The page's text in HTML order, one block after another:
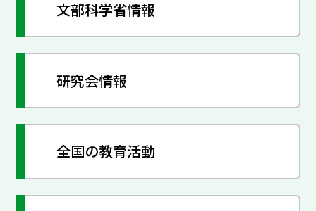
文部科学省情報
研究会情報
全国の教育活動